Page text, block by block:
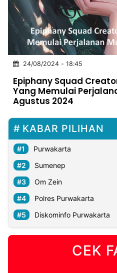
INDONESIA
Partner
NTB
Time
IDN
Jogja
Rakyat
News
Notice
Baru
Follow
Kabarbaru
24/08/2024 - 18:45
Epiphany Squad
Yang Memulai
Agustus 2024
KABAR PILIHAN
Purwakarta
Sumenep
Om Zein
Polres Purwakarta
Diskominfo Purwakarta
CEK